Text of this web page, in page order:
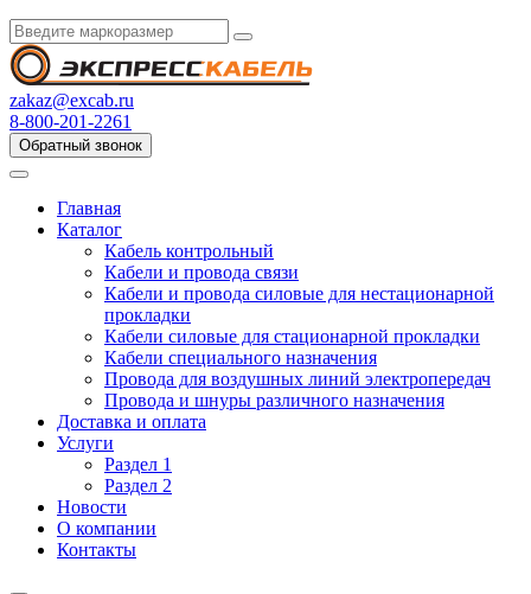
zakaz@excab.ru
8-800-201-2261
Обратный звонок
Главная
Каталог
Кабель контрольный
Кабели и провода связи
Кабели и провода силовые для нестационарной
прокладки
Кабели силовые для стационарной прокладки
Кабели специального назначения
Провода для воздушных линий электропередач
Провода и шнуры различного назначения
Доставка и оплата
Услуги
Раздел 1
Раздел 2
Новости
О компании
Контакты